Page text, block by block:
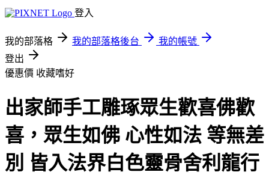
登入
我的部落格 我的部落格後台
我的帳號
登出
優惠價 收藏嗜好
出家師手工雕琢眾生歡喜佛歡
喜，眾生如佛 心性如法 等無差
別 皆入法界白色靈骨舍利龍行